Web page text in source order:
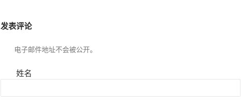
发表评论
电子邮件地址不会被公开。
姓名